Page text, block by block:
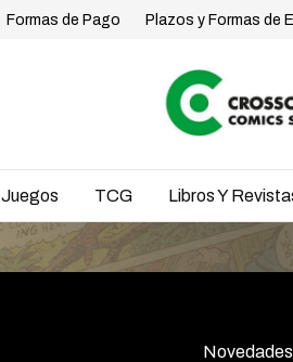
Formas de Pago Plazos y Formas de
Juegos TCG Libros Y
Novedades